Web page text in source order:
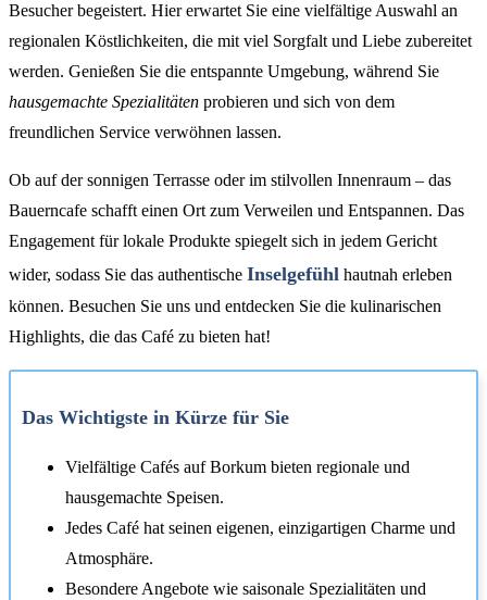
Besucher begeistert. Hier erwartet Sie eine vielfältige Auswahl an
regionalen Köstlichkeiten, die mit viel Sorgfalt und Liebe zubereitet
werden. Genießen Sie die entspannte Umgebung, während Sie
hausgemachte Spezialitäten probieren und sich von dem
freundlichen Service verwöhnen lassen.
Ob auf der sonnigen Terrasse oder im stilvollen Innenraum – das
Bauerncafe schafft einen Ort zum Verweilen und Entspannen. Das
Engagement für lokale Produkte spiegelt sich in jedem Gericht
wider, sodass Sie das authentische Inselgefühl hautnah erleben
können. Besuchen Sie uns und entdecken Sie die kulinarischen
Highlights, die das Café zu bieten hat!
Das Wichtigste in Kürze für Sie
Vielfältige Cafés auf Borkum bieten regionale und
hausgemachte Speisen.
Jedes Café hat seinen eigenen, einzigartigen Charme und
Atmosphäre.
Besondere Angebote wie saisonale Spezialitäten und